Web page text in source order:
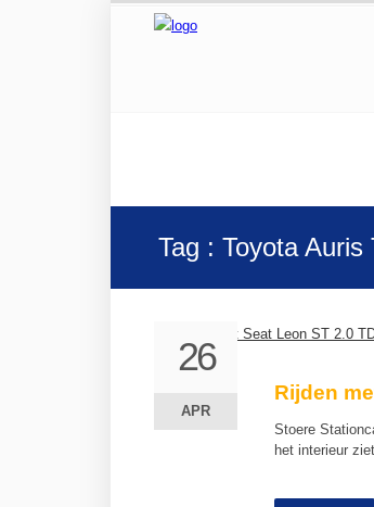
Tag : Toyota Auris
Rijden
Stoere
het interieur
26
APR
26
APR